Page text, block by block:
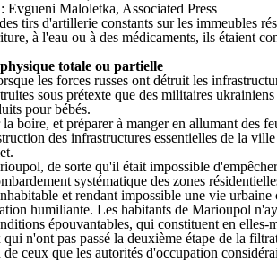
Evgueni Maloletka, Associated Press
tirs d'artillerie constants sur les immeubles
à l'eau ou à des médicaments, ils étaient
totale ou partielle
les forces russes ont détruit les
sous prétexte que des militaires
pour bébés.
et préparer à manger en allumant des
des infrastructures essentielles de la
de sorte qu'il était impossible
systématique des zones
et rendant impossible une vie
humiliante. Les habitants de Marioupol
épouvantables, qui constituent en
n'ont pas passé la deuxième étape de la
ceux que les autorités d'occupation